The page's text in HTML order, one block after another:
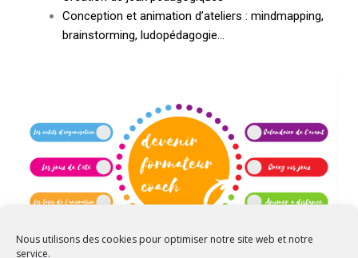
Nous utilisons des cookies pour optimiser notre site web et notre
service.
Conception et animation d’ateliers : mindmapping,
brainstorming, ludopédagogie…